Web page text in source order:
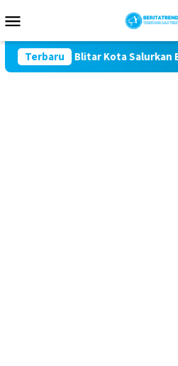
ke
Mobile
Terbaru
Blitar Kota Salurkan Beras